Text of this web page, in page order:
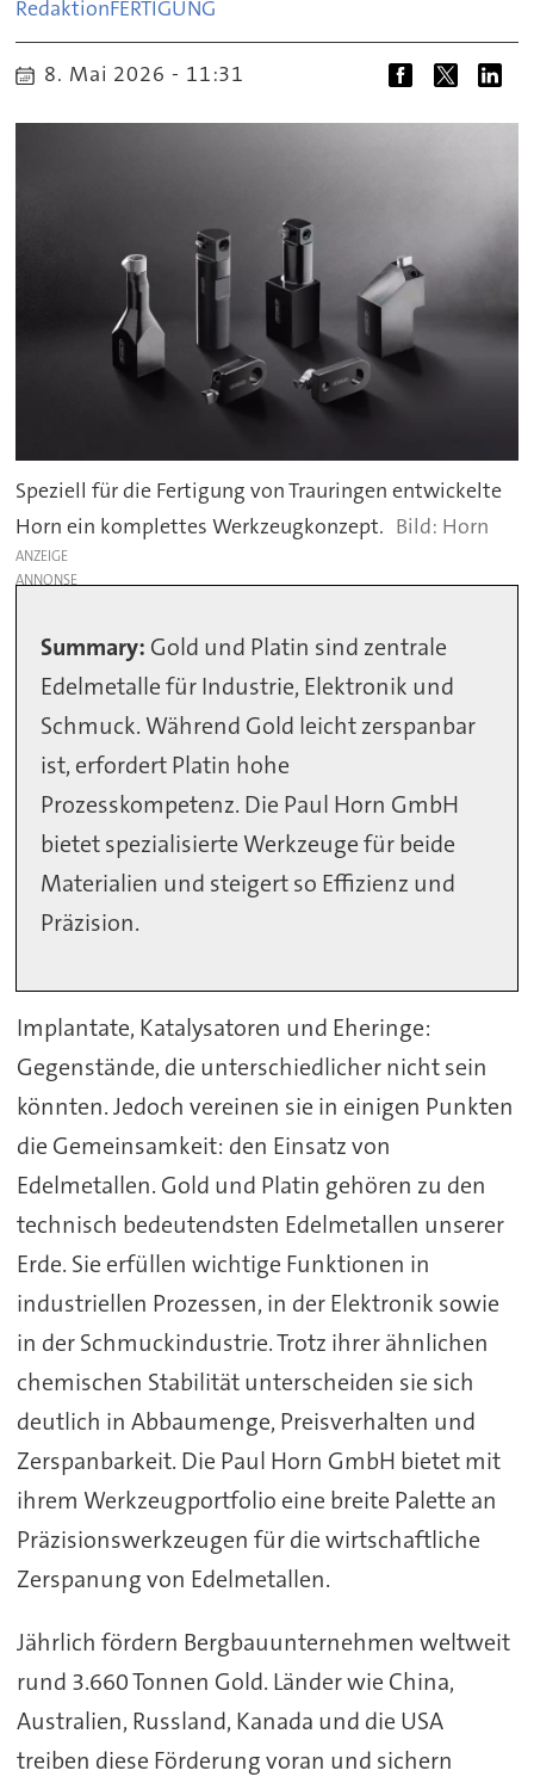
RedaktionFERTIGUNG
8. Mai 2026 - 11:31
Speziell für die Fertigung von Trauringen entwickelte
Horn ein komplettes Werkzeugkonzept.
Horn
ANZEIGE
Summary: Gold und Platin sind zentrale
Edelmetalle für Industrie, Elektronik und
Schmuck. Während Gold leicht zerspanbar
ist, erfordert Platin hohe
Prozesskompetenz. Die Paul Horn GmbH
bietet spezialisierte Werkzeuge für beide
Materialien und steigert so Effizienz und
Präzision.
Implantate, Katalysatoren und Eheringe:
Gegenstände, die unterschiedlicher nicht sein
könnten. Jedoch vereinen sie in einigen Punkten
die Gemeinsamkeit: den Einsatz von
Edelmetallen. Gold und Platin gehören zu den
technisch bedeutendsten Edelmetallen unserer
Erde. Sie erfüllen wichtige Funktionen in
industriellen Prozessen, in der Elektronik sowie
in der Schmuckindustrie. Trotz ihrer ähnlichen
chemischen Stabilität unterscheiden sie sich
deutlich in Abbaumenge, Preisverhalten und
Zerspanbarkeit. Die Paul Horn GmbH bietet mit
ihrem Werkzeugportfolio eine breite Palette an
Präzisionswerkzeugen für die wirtschaftliche
Zerspanung von Edelmetallen.
Jährlich fördern Bergbauunternehmen weltweit
rund 3.660 Tonnen Gold. Länder wie China,
Australien, Russland, Kanada und die USA
treiben diese Förderung voran und sichern